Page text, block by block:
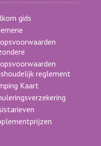
gids
reglement
Kaart